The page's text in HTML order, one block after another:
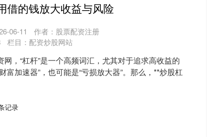
借的钱放大收益与风险
06-11
作者：股票配资注册
栏目： 配资炒股网站
，“杠杆”是一个高频词汇，尤其对于追求高收益的
富加速器”，也可能是“亏损放大器”。那么，**炒股杠
记录